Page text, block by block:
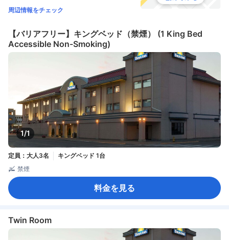
周辺情報をチェック
【バリアフリー】キングベッド（禁煙） (1 King Bed
Accessible Non-Smoking)
1/1
定員：大人3名
キングベッド 1台
禁煙
料金を見る
Twin Room